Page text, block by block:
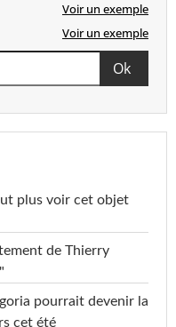
Voir un exemple
Voir un exemple
plus voir cet objet
de Thierry
pourrait devenir la
cet été